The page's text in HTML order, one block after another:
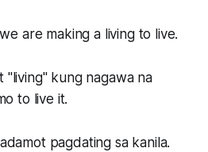
are making a living to live.
"living" kung nagawa na
to live it.
pagdating sa kanila.